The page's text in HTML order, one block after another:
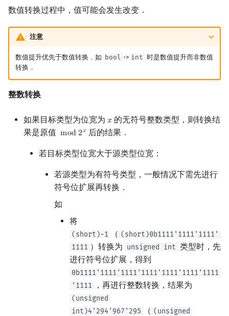
数值转换过程中，值可能会发生改变．
注意
数值提升优先于数值转换．如 bool -> int 时是数值提升而非数值
转换．
整数转换
如果目标类型为位宽为 𝑥
x 的无符号整数类型，则转换结
果是原值 mod2𝑥
mod2x 后的结果．
若目标类型位宽大于源类型位宽：
若源类型为有符号类型，一般情况下需先进行
符号位扩展再转换．
如
将
(short)-1 （ (short)0b1111'1111'1111'
1111 ）转换为 unsigned int 类型时，先
进行符号位扩展，得到
0b1111'1111'1111'1111'1111'1111'1111
'1111
，再进行整数转换，结果为
(unsigned
int)4'294'967'295
（ (unsigned